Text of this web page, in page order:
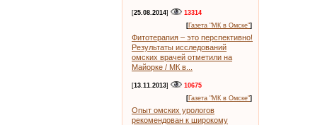
[25.08.2014]
13314
[Газета "МК в Омске"]
Фитотерапия – это перспективно!
Результаты исследований
омских врачей отметили на
Майорке / МК в...
[13.11.2013]
10675
[Газета "МК в Омске"]
Опыт омских урологов
рекомендован к широкому